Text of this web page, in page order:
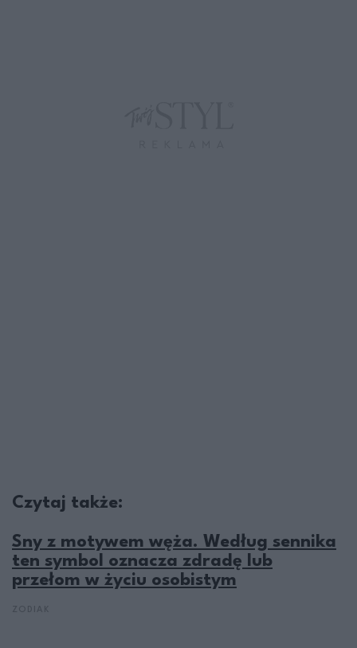
Czytaj także:
Sny z motywem węża. Według sennika
ten symbol oznacza zdradę lub
przełom w życiu osobistym